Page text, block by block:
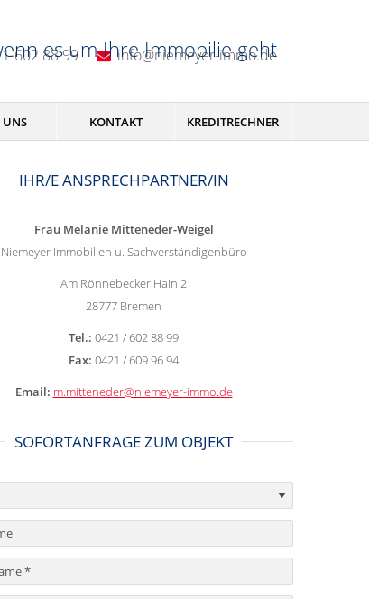
602 88 99 info@niemeyer-immo.de
es um Ihre Immobilie geht
UNS KONTAKT KREDITRECHNER
IHR/E ANSPRECHPARTNER/IN
Frau Melanie Mitteneder-Weigel
Niemeyer Immobilien u. Sachverständigenbüro
Am Rönnebecker Hain 2
28777 Bremen
Tel.: 0421 / 602 88 99
Fax: 0421 / 609 96 94
Email: m.mitteneder@niemeyer-immo.de
SOFORTANFRAGE ZUM OBJEKT